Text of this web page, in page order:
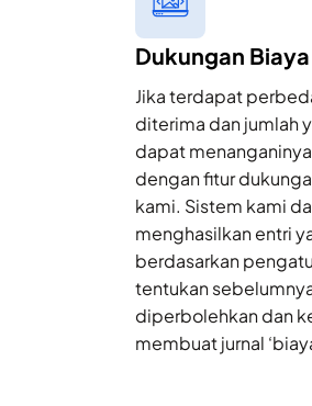
Dukungan
Jika terdapat
diterima dan jumlah
dapat
dengan fitur
kami. Sistem kami
menghasilkan entri
berdasarkan
tentukan
diperbolehkan dan
membuat jurnal